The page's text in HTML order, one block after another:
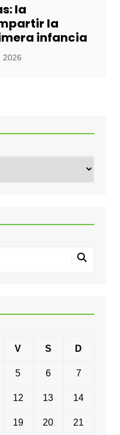
la
la
infancia
2026
V S D
5 6 7
12 13 14
19 20 21